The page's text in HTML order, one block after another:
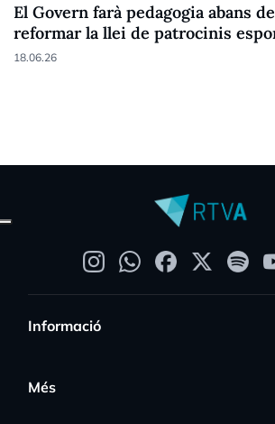
El Govern farà pedagogia abans de
reformar la llei de patrocinis
18.06.26
Informació
Més